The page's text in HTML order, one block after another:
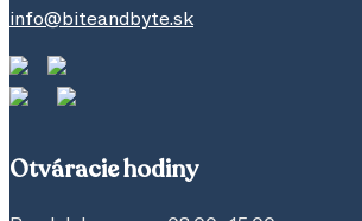
info@biteandbyte.sk
Otváracie hodiny